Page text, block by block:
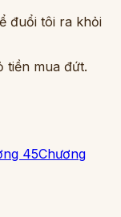
đuổi tôi ra khỏi
tiền mua đứt.
45Chương